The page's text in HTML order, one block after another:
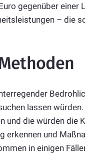
gegenüber
– die
lassen
und die würden die
erkennen und
in einigen